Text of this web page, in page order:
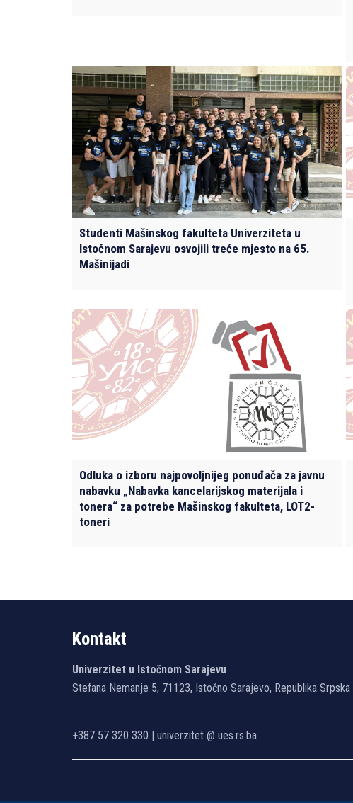
Studenti Mašinskog fakulteta Univerziteta u
Istočnom Sarajevu osvojili treće mjesto na 65.
Mašinijadi
Odluka o izboru najpovoljnijeg ponuđača za javnu
nabavku „Nabavka kancelarijskog materijala i
tonera“ za potrebe Mašinskog fakulteta, LOT2-
toneri
Kontakt
Univerzitet u Istočnom Sarajevu
Stefana Nemanje 5, 71123, Istočno Sarajevo, Republika Srpska
+387 57 320 330 | univerzitet @ ues.rs.ba